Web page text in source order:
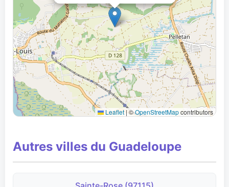
Leaflet|©OpenStreetMapcontributors
Autres villes du Guadeloupe